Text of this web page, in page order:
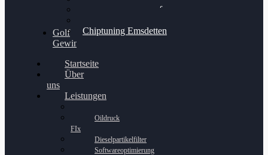
Chiptuning Schüttorf
Chiptuning Emsdetten
Golf
Gewinnspiel
Startseite
Über
uns
Leistungen
Oildruck
FIx
Dieselpartikelfilter
Softwareoptimierung